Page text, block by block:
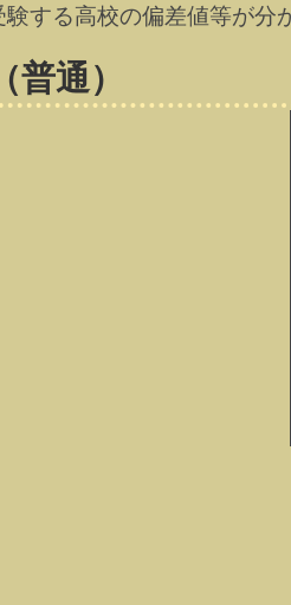
する高校の偏差値等が分
普通）